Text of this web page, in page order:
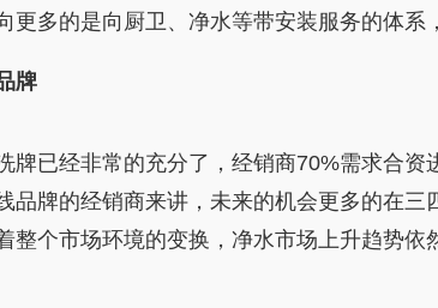
多的是向厨卫、净水等带安装服务的体系
牌
经非常的充分了，经销商70%需求合资
牌的经销商来讲，未来的机会更多的在
个市场环境的变换，净水市场上升趋势